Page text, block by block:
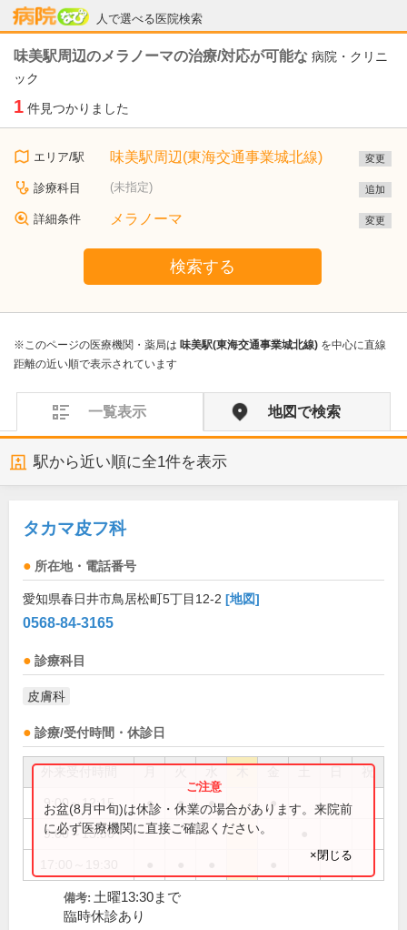
人で選べる医院検索
病院なび
味美駅周辺のメラノーマの治療/対応が可能な 病院・クリニ
ック
1 件見つかりました
エリア/駅 味美駅周辺(東海交通事業城北線) 変更
診療科目 (未指定) 追加
詳細条件 メラノーマ 変更
検索する
※このページの医療機関・薬局は 味美駅(東海交通事業城北線) を中心に直線
距離の近い順で表示されています
一覧表示 地図で検索
駅から近い順に全1件を表示
タカマ皮フ科
所在地・電話番号
愛知県春日井市鳥居松町5丁目12-2 [地図]
0568-84-3165
診療科目
皮膚科
診療/受付時間・休診日
祝
9:00～12:15 ● ● ● ●
9:00～13:30
お盆(8月中旬)は休診・休業の場合があります。来院前
に必ず医療機関に直接ご確認ください。
×閉じる
備考: 土曜13:30まで
臨時休診あり